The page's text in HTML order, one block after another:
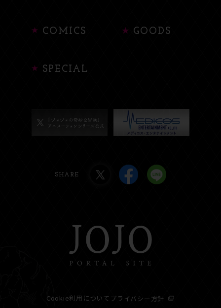
COMICS GOODS
SPECIAL
SHARE
Cookie利用について プライバシー方針